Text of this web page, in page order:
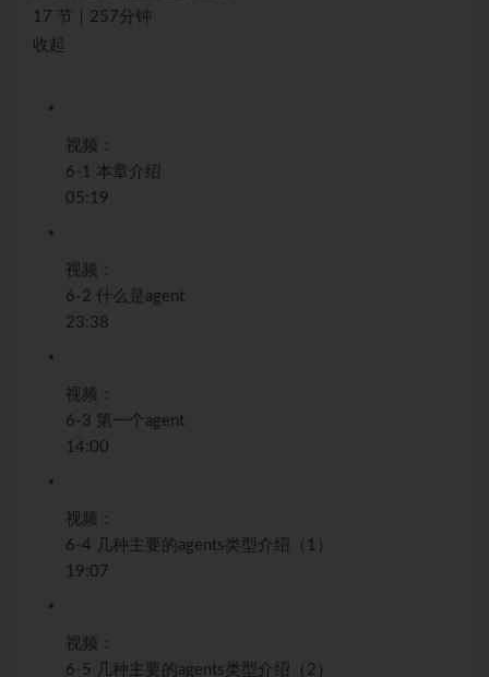
17 节｜257分钟
收起
视频：
6-1 本章介绍
05:19
视频：
6-2 什么是agent
23:38
视频：
6-3 第一个agent
14:00
视频：
6-4 几种主要的agents类型介绍（1）
19:07
视频：
6-5 几种主要的agents类型介绍（2）